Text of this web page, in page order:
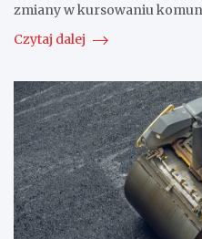
zmiany w kursowaniu
Czytaj dalej